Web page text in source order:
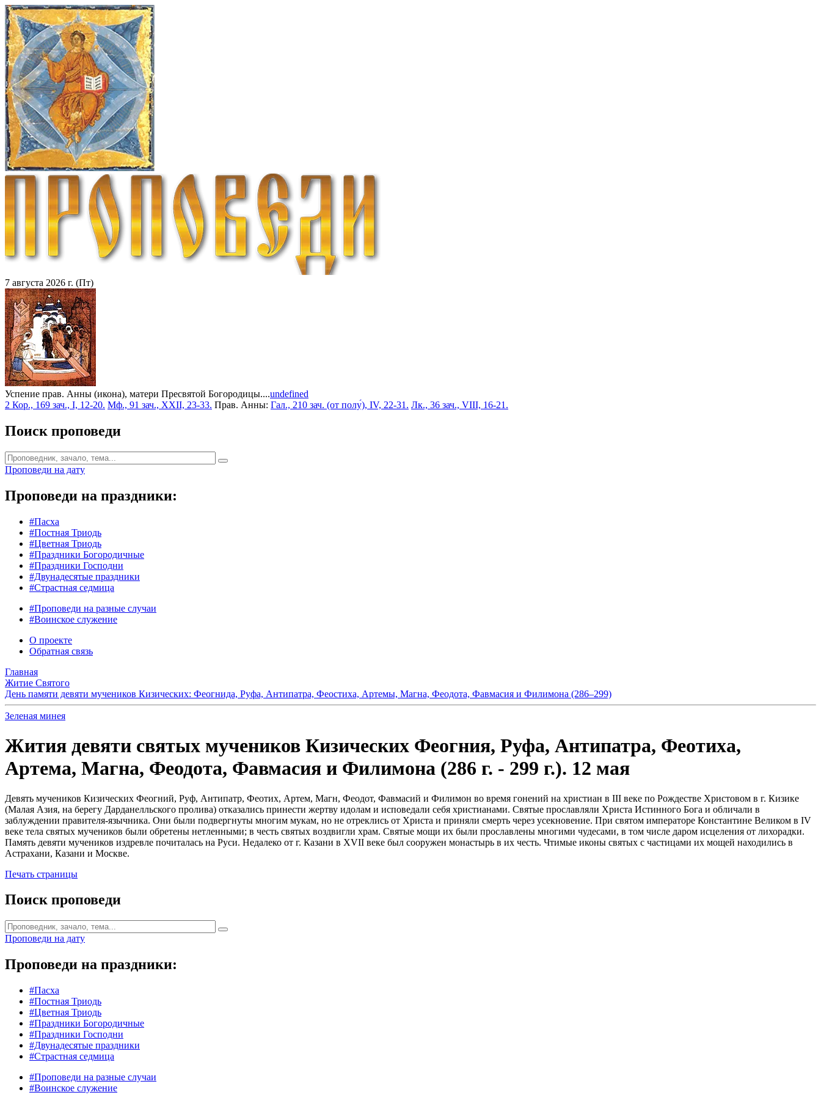
7 августа 2026 г. (Пт)
Успение прав. Анны (икона), матери Пресвятой Богородицы....undefined
2 Кор., 169 зач., I, 12-20. Мф., 91 зач., XXII, 23-33. Прав. Анны: Гал., 210 зач. (от полу́), IV, 22-31. Лк., 36 зач., VIII, 16-21.
Поиск проповеди
Проповеди на дату
Проповеди на праздники:
#Пасха
#Постная Триодь
#Цветная Триодь
#Праздники Богородичные
#Праздники Господни
#Двунадесятые праздники
#Страстная седмица
#Проповеди на разные случаи
#Воинское служение
О проекте
Обратная связь
Главная
Житие Святого
День памяти девяти мучеников Кизических: Феогнида, Руфа, Антипатра, Феостиха, Артемы, Магна, Феодота, Фавмасия и Филимона (286–299)
Зеленая минея
Жития девяти святых мучеников Кизических Феогния, Руфа, Антипатра, Феотиха,
Артема, Магна, Феодота, Фавмасия и Филимона (286 г. - 299 г.). 12 мая
Девять мучеников Кизических Феогний, Руф, Антипатр, Феотих, Артем, Магн, Феодот, Фавмасий и Филимон во время гонений на христиан в III веке по Рождестве Христовом в г. Кизике
(Малая Азия, на берегу Дарданелльского пролива) отказались принести жертву идолам и исповедали себя христианами. Святые прославляли Христа Истинного Бога и обличали в
заблуждении правителя-язычника. Они были подвергнуты многим мукам, но не отреклись от Христа и приняли смерть через усекновение. При святом императоре Константине Великом в IV
веке тела святых мучеников были обретены нетленными; в честь святых воздвигли храм. Святые мощи их были прославлены многими чудесами, в том числе даром исцеления от лихорадки.
Память девяти мучеников издревле почиталась на Руси. Недалеко от г. Казани в XVII веке был сооружен монастырь в их честь. Чтимые иконы святых с частицами их мощей находились в
Астрахани, Казани и Москве.
Печать страницы
Поиск проповеди
Проповеди на дату
Проповеди на праздники:
#Пасха
#Постная Триодь
#Цветная Триодь
#Праздники Богородичные
#Праздники Господни
#Двунадесятые праздники
#Страстная седмица
#Проповеди на разные случаи
#Воинское служение